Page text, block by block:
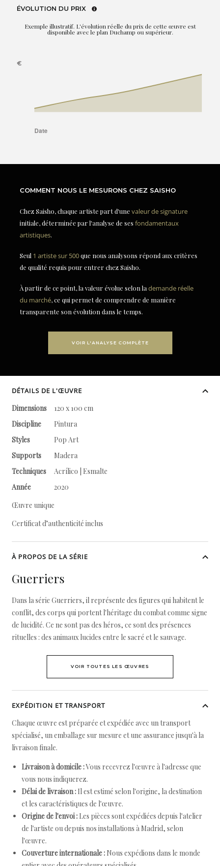
ÉVOLUTION DU PRIX
Exemple illustratif. L'évolution réelle du prix de cette œuvre est
disponible avec le plan Duchamp ou supérieur.
COMMENT NOUS LE MESURONS CHEZ SAISHO
Chez Saisho, chaque artiste part d'une valeur de signature
initiale, déterminée par l'analyse de ses fondamentaux
artistiques.
Seul 1 artiste sur 500que nous analysons répond aux critères
de qualité requis pour entrer chez Saisho.
À partir de ce point, la valeur évolue selon la demande réelle
du marché, ce qui permet de comprendre de manière
transparente son évolution dans le temps.
VOIR L'ANALYSE COMPLÈTE
DÉTAILS DE L'ŒUVRE
Dimensions
120 x 100 cm
Discipline
Pintura
Styles
Pop Art
Supports
Madera
Techniques
Acrílico | Esmalte
Année
2020
Œuvre unique
Certificat d’authenticité inclus
À PROPOS DE LA SÉRIE
Guerriers
Dans la série Guerriers, il représente des figures qui habitent le
conflit, des corps qui portent l'héritage du combat comme signe
de lucidité. Ce ne sont pas des héros, ce sont des présences
rituelles : des animaux lucides entre le sacré et le sauvage.
VOIR TOUTES LES ŒUVRES
EXPÉDITION ET TRANSPORT
Chaque œuvre est préparée et expédiée avec un transport
spécialisé, un emballage sur mesure et une assurance jusqu'à la
livraison finale.
Livraison à domicile :Vous recevrez l'œuvre à l'adresse que
vous nous indiquerez.
Délai de livraison : Il est estimé selon l'origine, la destination
et les caractéristiques de l'œuvre.
Origine de l'envoi : Les pièces sont expédiées depuis l'atelier
de l'artiste ou depuis nos installations à Madrid, selon
l'œuvre.
Couverture internationale : Nous expédions dans le monde